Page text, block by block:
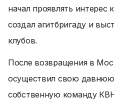
начал проявлять интерес
создал агитбригаду и
клубов.
После возвращения в
осуществил свою
собственную команду